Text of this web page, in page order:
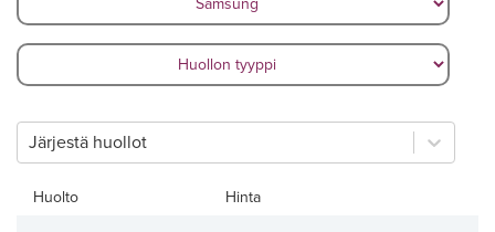
Järjestä huollot
Huolto Hinta